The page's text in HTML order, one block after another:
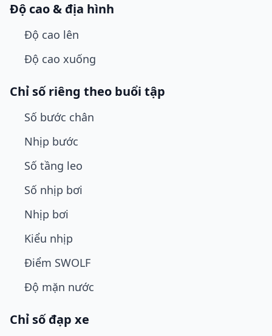
Độ cao & địa hình
Độ cao lên
Độ cao xuống
Chỉ số riêng theo buổi tập
Số bước chân
Nhịp bước
Số tầng leo
Số nhịp bơi
Nhịp bơi
Kiểu nhịp
Điểm SWOLF
Độ mặn nước
Chỉ số đạp xe